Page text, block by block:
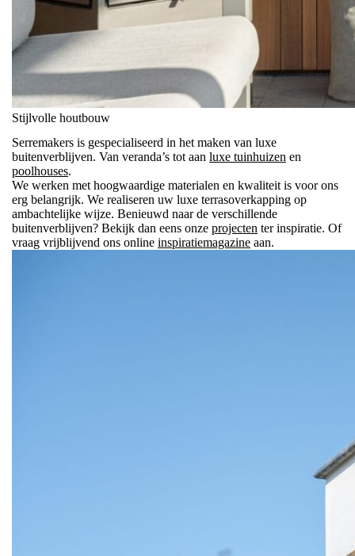
Stijlvolle houtbouw
Serremakers is gespecialiseerd in het maken van luxe
buitenverblijven. Van veranda’s tot aan luxe tuinhuizen en
poolhouses.
We werken met hoogwaardige materialen en kwaliteit is voor ons
erg belangrijk. We realiseren uw luxe terrasoverkapping op
ambachtelijke wijze. Benieuwd naar de verschillende
buitenverblijven? Bekijk dan eens onze projecten ter inspiratie. Of
vraag vrijblijvend ons online inspiratiemagazine aan.